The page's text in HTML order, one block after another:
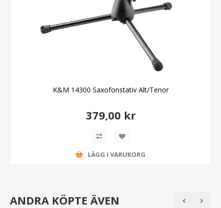
K&M 14300 Saxofonstativ Alt/Tenor
379,00 kr
LÄGG I VARUKORG
ANDRA KÖPTE ÄVEN